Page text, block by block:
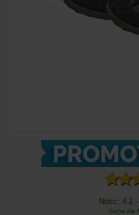
Notiz: 4.2
Siehe die